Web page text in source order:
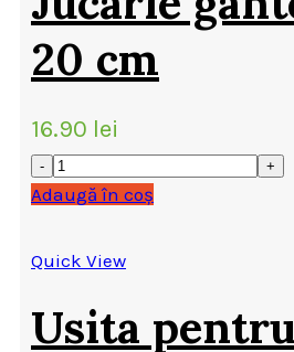
20 cm
16.90 lei
Adaugă în coș
Quick View
Usita